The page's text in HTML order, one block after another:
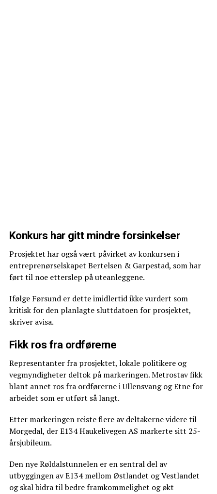
Konkurs har gitt mindre forsinkelser
Prosjektet har også vært påvirket av konkursen i
entreprenørselskapet Bertelsen & Garpestad, som har
ført til noe etterslep på uteanleggene.
Ifølge Førsund er dette imidlertid ikke vurdert som
kritisk for den planlagte sluttdatoen for prosjektet,
skriver avisa.
Fikk ros fra ordførerne
Representanter fra prosjektet, lokale politikere og
vegmyndigheter deltok på markeringen. Metrostav fikk
blant annet ros fra ordførerne i Ullensvang og Etne for
arbeidet som er utført så langt.
Etter markeringen reiste flere av deltakerne videre til
Morgedal, der E134 Haukelivegen AS markerte sitt 25-
årsjubileum.
Den nye Røldalstunnelen er en sentral del av
utbyggingen av E134 mellom Østlandet og Vestlandet
og skal bidra til bedre framkommelighet og økt